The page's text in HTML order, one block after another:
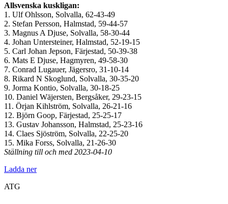
Allsvenska kuskligan:
1. Ulf Ohlsson, Solvalla, 62-43-49
2. Stefan Persson, Halmstad, 59-44-57
3. Magnus A Djuse, Solvalla, 58-30-44
4. Johan Untersteiner, Halmstad, 52-19-15
5. Carl Johan Jepson, Färjestad, 50-39-38
6. Mats E Djuse, Hagmyren, 49-58-30
7. Conrad Lugauer, Jägersro, 31-10-14
8. Rikard N Skoglund, Solvalla, 30-35-20
9. Jorma Kontio, Solvalla, 30-18-25
10. Daniel Wäjersten, Bergsåker, 29-23-15
11. Örjan Kihlström, Solvalla, 26-21-16
12. Björn Goop, Färjestad, 25-25-17
13. Gustav Johansson, Halmstad, 25-23-16
14. Claes Sjöström, Solvalla, 22-25-20
15. Mika Forss, Solvalla, 21-26-30
Ställning till och med 2023-04-10
Ladda ner
ATG